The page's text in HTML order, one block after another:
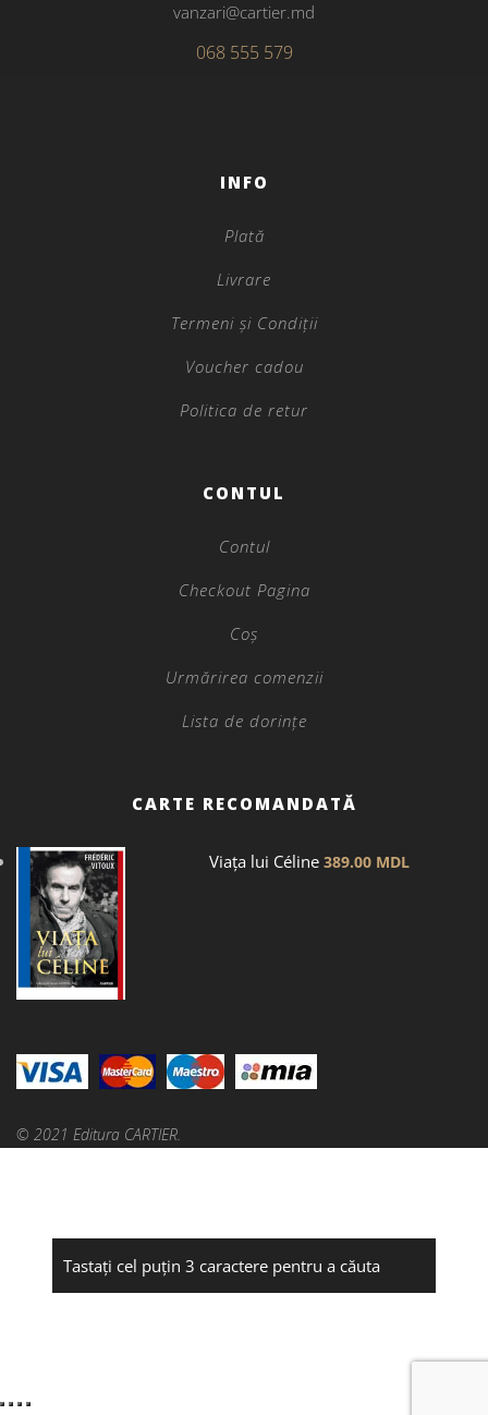
vanzari@cartier.md
068 555 579
INFO
Plată
Livrare
Termeni și Condiții
Voucher cadou
Politica de retur
CONTUL
Contul
Checkout Pagina
Coș
Urmărirea comenzii
Lista de dorințe
CARTE RECOMANDATĂ
Viața lui Céline 389.00 MDL
© 2021 Editura CARTIER.